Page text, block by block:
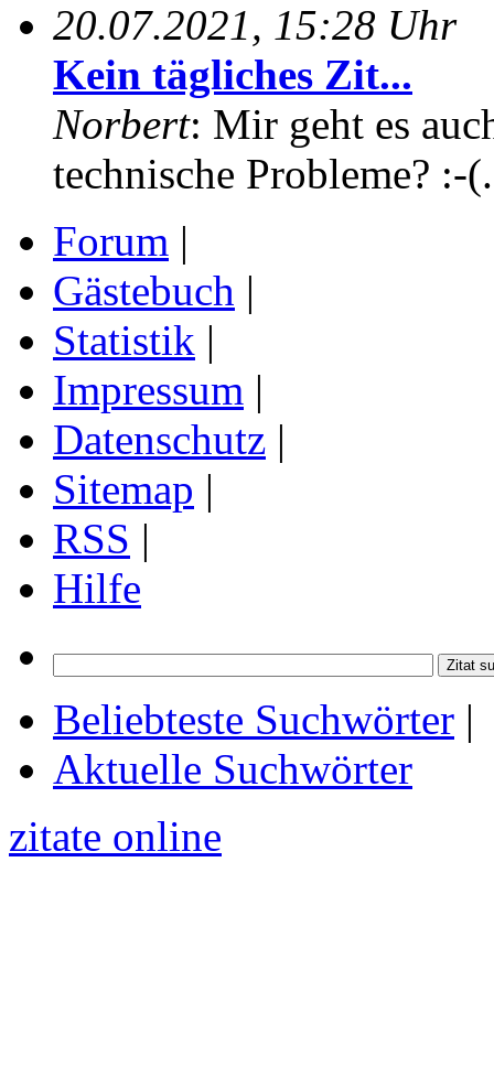
20.07.2021, 15:28 Uhr
Kein tägliches Zit...
Norbert: Mir geht es
technische Probleme? :-
Forum |
Gästebuch |
Statistik |
Impressum |
Datenschutz |
Sitemap |
RSS |
Hilfe
Beliebteste Suchwörter |
Aktuelle Suchwörter
zitate online